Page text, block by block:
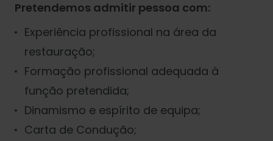
Pretendemos admitir pessoa com:
Experiência profissional na área da
restauração;
Formação profissional adequada à
função pretendida;
Dinamismo e espírito de equipa;
Carta de Condução;